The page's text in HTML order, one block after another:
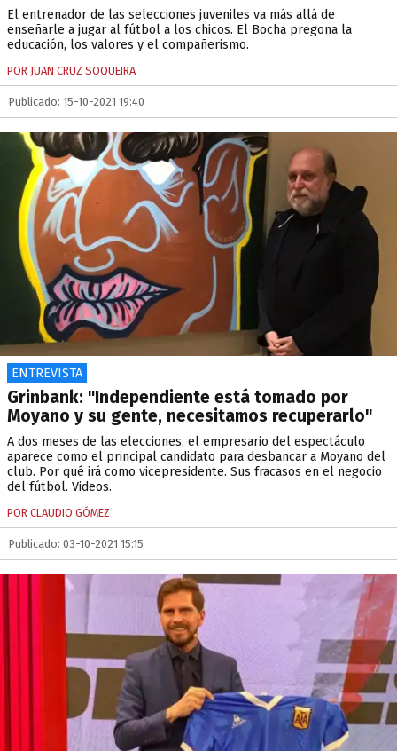
El entrenador de las selecciones juveniles va más allá de
enseñarle a jugar al fútbol a los chicos. El Bocha pregona la
educación, los valores y el compañerismo.
POR JUAN CRUZ SOQUEIRA
Publicado: 15-10-2021 19:40
ENTREVISTA
Grinbank: "Independiente está tomado por
Moyano y su gente, necesitamos recuperarlo"
A dos meses de las elecciones, el empresario del espectáculo
aparece como el principal candidato para desbancar a Moyano del
club. Por qué irá como vicepresidente. Sus fracasos en el negocio
del fútbol. Videos.
POR CLAUDIO GÓMEZ
Publicado: 03-10-2021 15:15